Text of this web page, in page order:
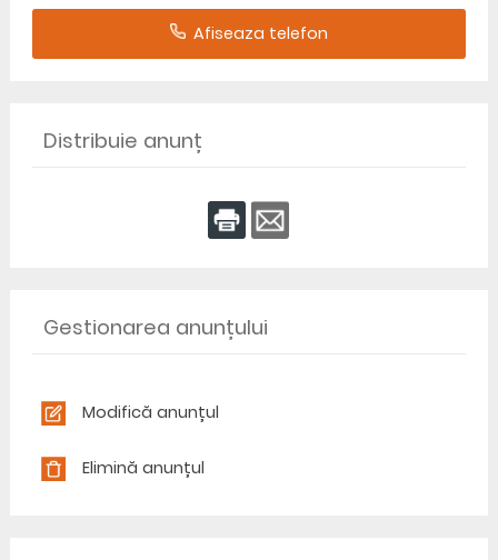
Afiseaza telefon
Distribuie anunț
Gestionarea anunțului
Modifică anunțul
Elimină anunțul